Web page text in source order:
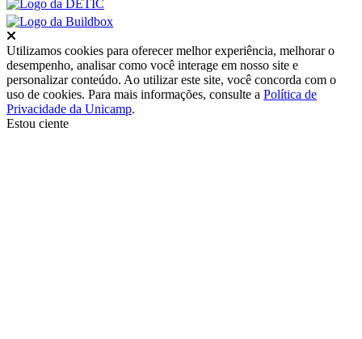
Utilizamos cookies para oferecer melhor experiência, melhorar o
desempenho, analisar como você interage em nosso site e
personalizar conteúdo. Ao utilizar este site, você concorda com o
uso de cookies. Para mais informações, consulte a Política de
Privacidade da Unicamp.
Estou ciente